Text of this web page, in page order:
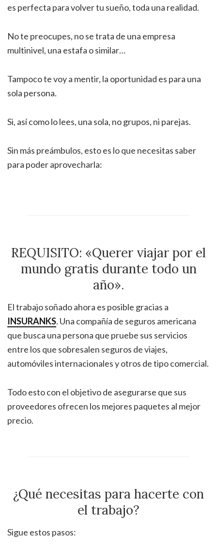
es perfecta para volver tu sueño, toda una realidad.
No te preocupes, no se trata de una empresa
multinivel, una estafa o similar…
Tampoco te voy a mentir, la oportunidad es para una
sola persona.
Si, así como lo lees, una sola, no grupos, ni parejas.
Sin más preámbulos, esto es lo que necesitas saber
para poder aprovecharla:
REQUISITO: «Querer viajar por el
mundo gratis durante todo un
año».
El trabajo soñado ahora es posible gracias a
INSURANKS. Una compañía de seguros americana
que busca una persona que pruebe sus servicios
entre los que sobresalen seguros de viajes,
automóviles internacionales y otros de tipo comercial.
Todo esto con el objetivo de asegurarse que sus
proveedores ofrecen los mejores paquetes al mejor
precio.
¿Qué necesitas para hacerte con
el trabajo?
Sigue estos pasos: